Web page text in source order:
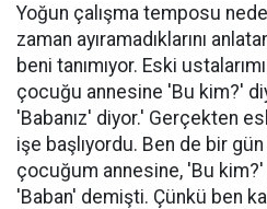
Yoğun çalışma temposu
zaman ayıramadıklarını
beni tanımıyor. Eski
çocuğu annesine 'Bu kim?'
'Babanız' diyor.' Gerçekten
işe başlıyordu. Ben de bir
çocuğum annesine, 'Bu
'Baban' demişti. Çünkü ben